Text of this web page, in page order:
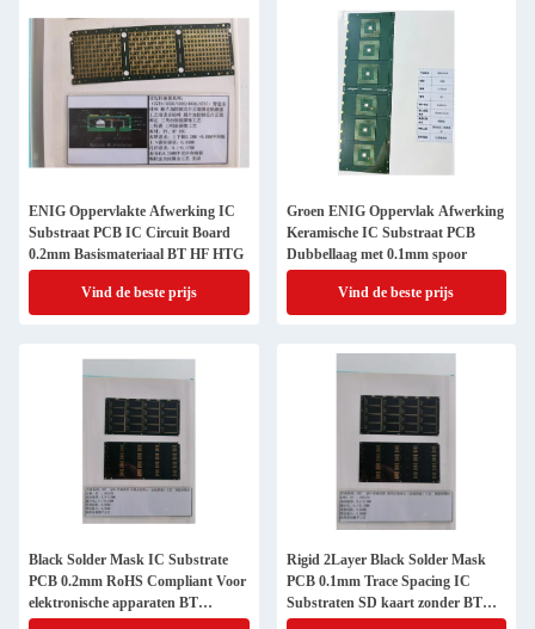
ENIG Oppervlakte Afwerking IC
Substraat PCB IC Circuit Board
0.2mm Basismateriaal BT HF HTG
Vind de beste prijs
Groen ENIG Oppervlak Afwerking
Keramische IC Substraat PCB
Dubbellaag met 0.1mm spoor
Vind de beste prijs
Black Solder Mask IC Substrate
PCB 0.2mm RoHS Compliant Voor
elektronische apparaten BT
materialen SD-kaart
Rigid 2Layer Black Solder Mask
PCB 0.1mm Trace Spacing IC
Substraten SD kaart zonder BT
Materials